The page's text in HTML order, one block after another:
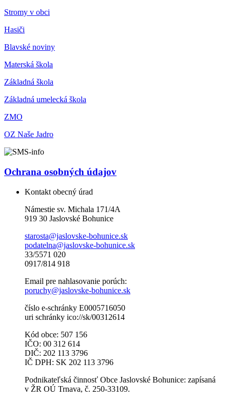
Stromy v obci
Hasiči
Blavské noviny
Materská škola
Základná škola
Základná umelecká škola
ZMO
OZ Naše Jadro
Ochrana osobných údajov
Kontakt obecný úrad
Námestie sv. Michala 171/4A
919 30 Jaslovské Bohunice
starosta@jaslovske-bohunice.sk
podatelna@jaslovske-bohunice.sk
33/5571 020
0917/814 918
Email pre nahlasovanie porúch:
poruchy@jaslovske-bohunice.sk
číslo e-schránky E0005716050
uri schránky ico://sk/00312614
Kód obce: 507 156
IČO: 00 312 614
DIČ: 202 113 3796
IČ DPH: SK 202 113 3796
Podnikateľská činnosť Obce Jaslovské Bohunice: zapísaná
v ŽR OÚ Trnava, č. 250-33109.